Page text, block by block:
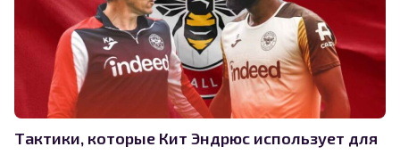
Тактики, которые Кит Эндрюс использует для